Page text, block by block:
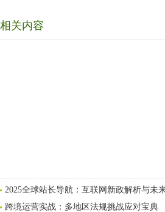
相关内容
2025全球站长导航：互联网新政解析与未
跨境运营实战：多地区法规挑战应对宝典